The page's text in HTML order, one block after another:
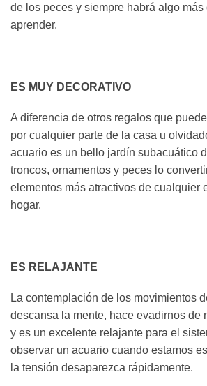
de los peces y siempre habrá algo más
aprender.
ES MUY DECORATIVO
A diferencia de otros regalos que
por cualquier parte de la casa u
acuario es un bello jardín subacuático
troncos, ornamentos y peces lo
elementos más atractivos de cualquier
hogar.
ES RELAJANTE
La contemplación de los movimientos
descansa la mente, hace evadirnos de
y es un excelente relajante para el
observar un acuario cuando estamos
la tensión desaparezca rápidamente.